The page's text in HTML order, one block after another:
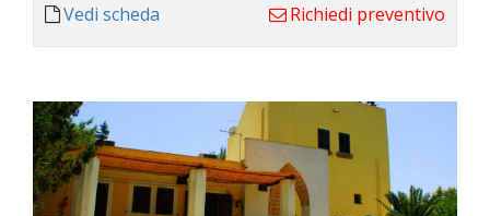
Vedi scheda Richiedi preventivo